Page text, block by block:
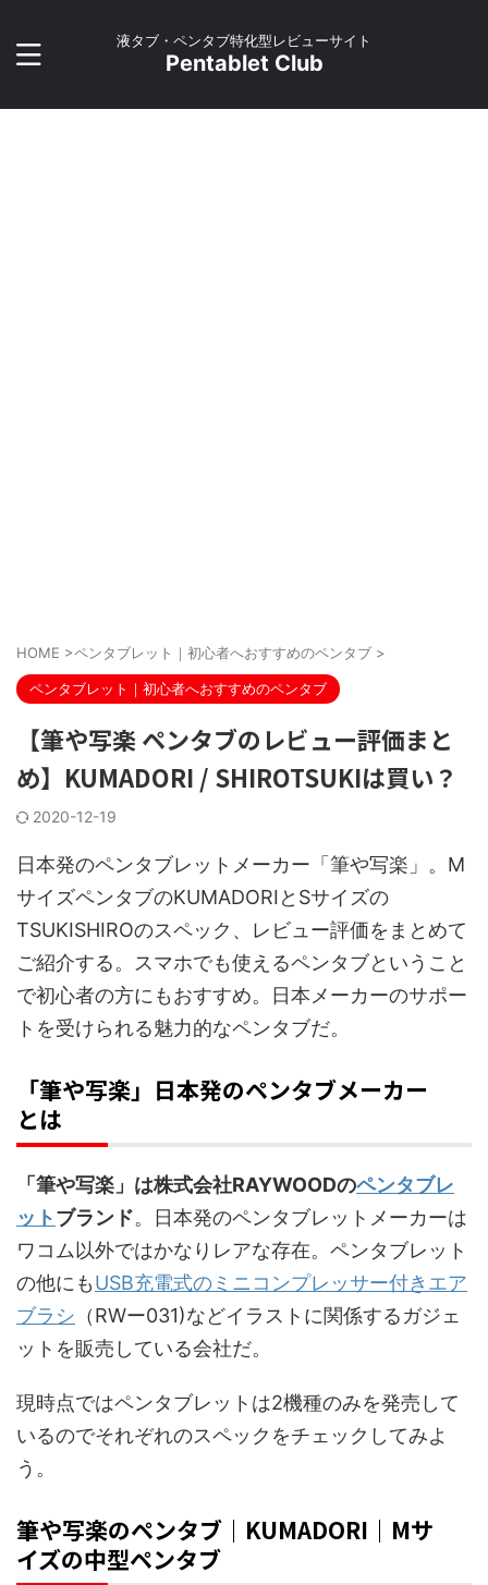
液タブ・ペンタブ特化型レビューサイト
Pentablet Club
HOME >ペンタブレット｜初心者へおすすめのペンタブ >
ペンタブレット｜初心者へおすすめのペンタブ
【筆や写楽 ペンタブのレビュー評価まと
め】KUMADORI / SHIROTSUKIは買い？
2020-12-19
日本発のペンタブレットメーカー「筆や写楽」。M
サイズペンタブのKUMADORIとSサイズの
TSUKISHIROのスペック、レビュー評価をまとめて
ご紹介する。スマホでも使えるペンタブということ
で初心者の方にもおすすめ。日本メーカーのサポー
トを受けられる魅力的なペンタブだ。
「筆や写楽」日本発のペンタブメーカー
とは
「筆や写楽」は株式会社RAYWOODのペンタブレ
ットブランド。日本発のペンタブレットメーカーは
ワコム以外ではかなりレアな存在。ペンタブレット
の他にもUSB充電式のミニコンプレッサー付きエア
ブラシ （RWー031)などイラストに関係するガジェ
ットを販売している会社だ。
現時点ではペンタブレットは2機種のみを発売して
いるのでそれぞれのスペックをチェックしてみよ
う。
筆や写楽のペンタブ｜KUMADORI｜Mサ
イズの中型ペンタブ